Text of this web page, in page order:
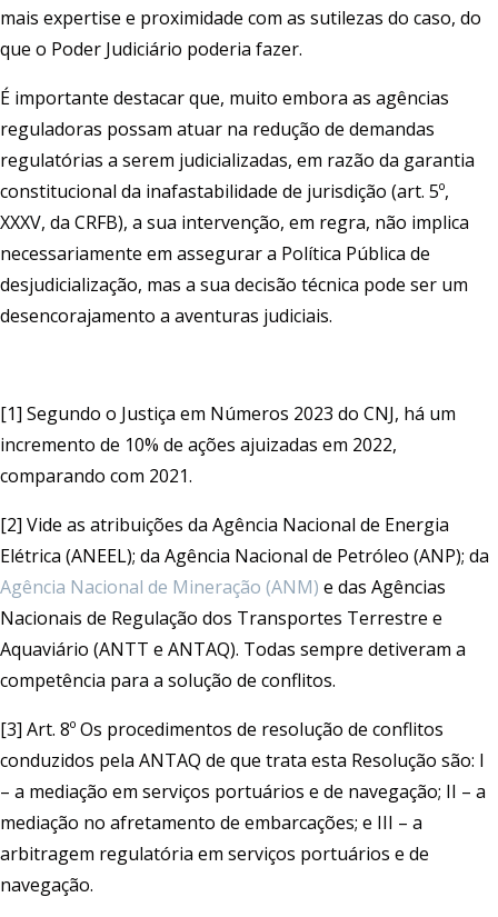
mais expertise e proximidade com as sutilezas do caso, do
que o Poder Judiciário poderia fazer.
É importante destacar que, muito embora as agências
reguladoras possam atuar na redução de demandas
regulatórias a serem judicializadas, em razão da garantia
constitucional da inafastabilidade de jurisdição (art. 5º,
XXXV, da CRFB), a sua intervenção, em regra, não implica
necessariamente em assegurar a Política Pública de
desjudicialização, mas a sua decisão técnica pode ser um
desencorajamento a aventuras judiciais.
[1] Segundo o Justiça em Números 2023 do CNJ, há um
incremento de 10% de ações ajuizadas em 2022,
comparando com 2021.
[2] Vide as atribuições da Agência Nacional de Energia
Elétrica (ANEEL); da Agência Nacional de Petróleo (ANP); da
Agência Nacional de Mineração (ANM) e das Agências
Nacionais de Regulação dos Transportes Terrestre e
Aquaviário (ANTT e ANTAQ). Todas sempre detiveram a
competência para a solução de conflitos.
[3] Art. 8º Os procedimentos de resolução de conflitos
conduzidos pela ANTAQ de que trata esta Resolução são: I
– a mediação em serviços portuários e de navegação; II – a
mediação no afretamento de embarcações; e III – a
arbitragem regulatória em serviços portuários e de
navegação.